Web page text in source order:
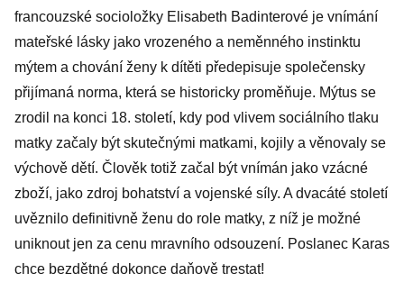
francouzské socioložky Elisabeth Badinterové je vnímání
mateřské lásky jako vrozeného a neměnného instinktu
mýtem a chování ženy k dítěti předepisuje společensky
přijímaná norma, která se historicky proměňuje. Mýtus se
zrodil na konci 18. století, kdy pod vlivem sociálního tlaku
matky začaly být skutečnými matkami, kojily a věnovaly se
výchově dětí. Člověk totiž začal být vnímán jako vzácné
zboží, jako zdroj bohatství a vojenské síly. A dvacáté století
uvěznilo definitivně ženu do role matky, z níž je možné
uniknout jen za cenu mravního odsouzení. Poslanec Karas
chce bezdětné dokonce daňově trestat!